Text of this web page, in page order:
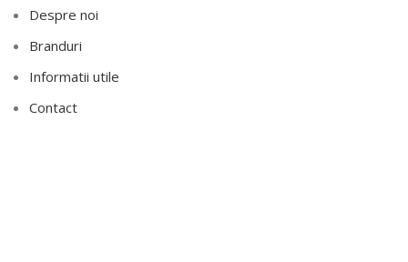
Despre noi
Branduri
Informatii utile
Contact